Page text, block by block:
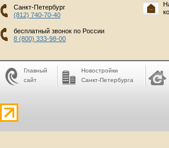
Санкт-Петербург
(812) 740-70-40
бесплатный звонок по России
8 (800) 333-98-00
Главный
сайт
Новостройки
Санкт-Петербурга